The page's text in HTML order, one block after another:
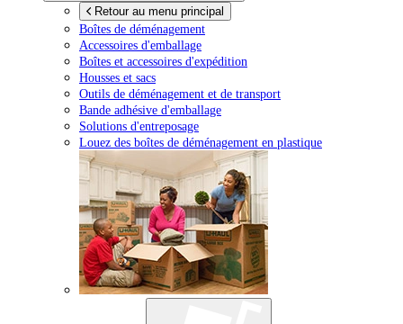
Retour au menu principal
Boîtes de déménagement
Accessoires d'emballage
Boîtes et accessoires d'expédition
Housses et sacs
Outils de déménagement et de transport
Bande adhésive d'emballage
Solutions d'entreposage
Louez des boîtes de déménagement en plastique